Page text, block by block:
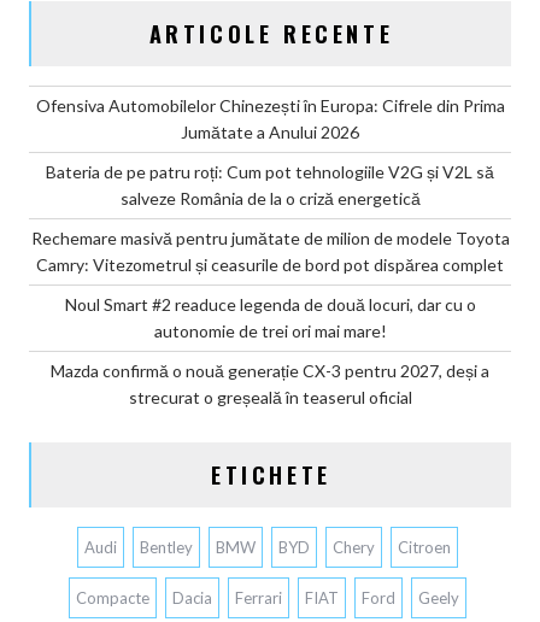
ARTICOLE RECENTE
Ofensiva Automobilelor Chinezești în Europa: Cifrele din Prima
Jumătate a Anului 2026
Bateria de pe patru roți: Cum pot tehnologiile V2G și V2L să
salveze România de la o criză energetică
Rechemare masivă pentru jumătate de milion de modele Toyota
Camry: Vitezometrul și ceasurile de bord pot dispărea complet
Noul Smart #2 readuce legenda de două locuri, dar cu o
autonomie de trei ori mai mare!
Mazda confirmă o nouă generație CX-3 pentru 2027, deși a
strecurat o greșeală în teaserul oficial
ETICHETE
Audi Bentley BMW BYD Chery Citroen
Compacte Dacia Ferrari FIAT Ford Geely